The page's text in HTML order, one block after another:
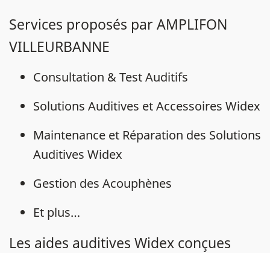
Services proposés par AMPLIFON
VILLEURBANNE
Consultation & Test Auditifs
Solutions Auditives et Accessoires Widex
Maintenance et Réparation des Solutions
Auditives Widex
Gestion des Acouphènes
Et plus…
Les aides auditives Widex conçues